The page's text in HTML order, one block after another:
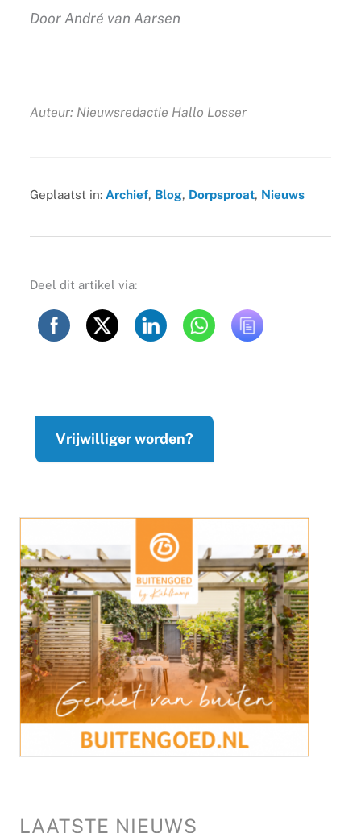
Door André van Aarsen
Auteur: Nieuwsredactie Hallo Losser
Geplaatst in: Archief, Blog, Dorpsproat, Nieuws
Deel dit artikel via:
Vrijwilliger worden?
LAATSTE NIEUWS